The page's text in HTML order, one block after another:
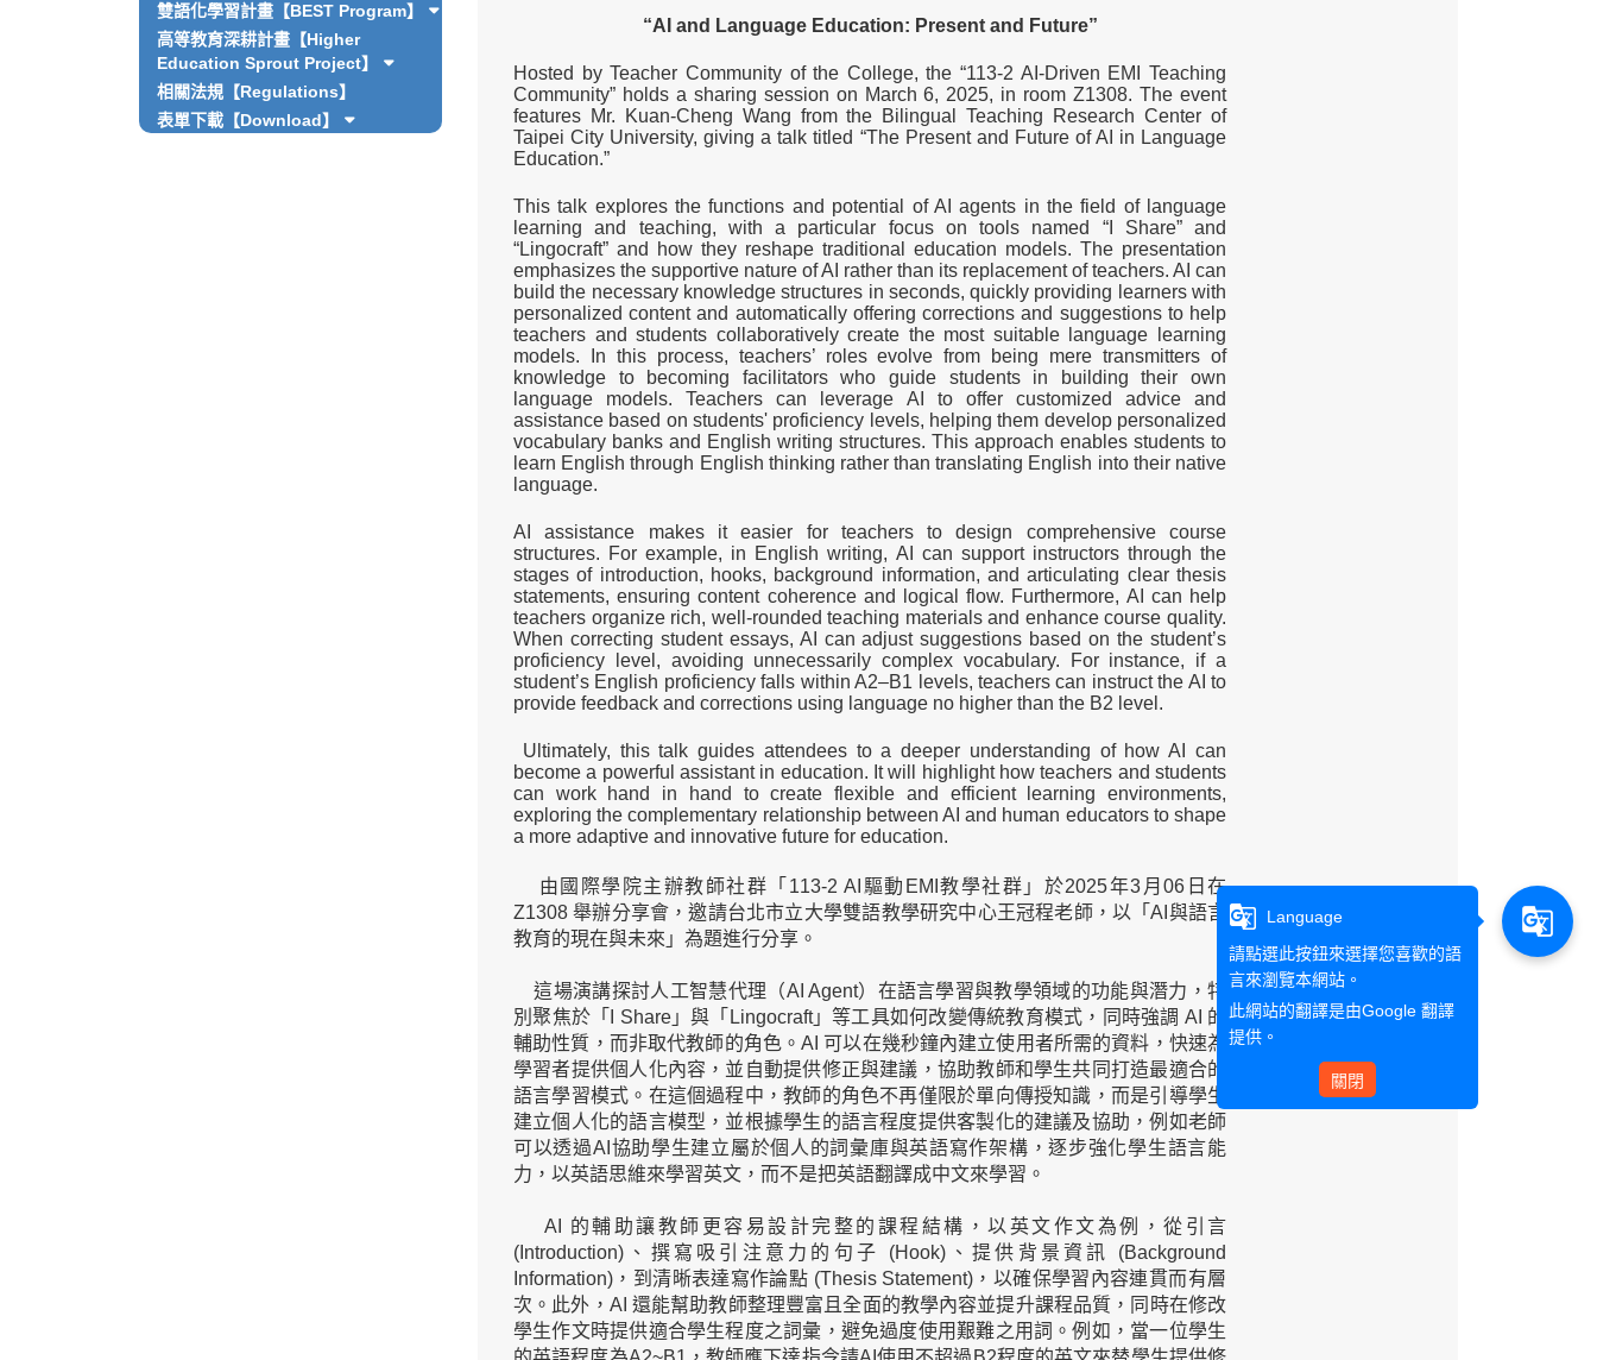
雙語化學習計畫【BEST Program】
高等教育深耕計畫【Higher
Education Sprout Project】
相關法規【Regulations】
表單下載【Download】
“AI and Language Education: Present and Future”
Hosted by Teacher Community of the College, the “113-2 AI-Driven EMI Teaching
Community” holds a sharing session on March 6, 2025, in room Z1308. The event
features Mr. Kuan-Cheng Wang from the Bilingual Teaching Research Center of
Taipei City University, giving a talk titled “The Present and Future of AI in Language
Education.”
This talk explores the functions and potential of AI agents in the field of language
learning and teaching, with a particular focus on tools named “I Share” and
“Lingocraft” and how they reshape traditional education models. The presentation
emphasizes the supportive nature of AI rather than its replacement of teachers. AI can
build the necessary knowledge structures in seconds, quickly providing learners with
personalized content and automatically offering corrections and suggestions to help
teachers and students collaboratively create the most suitable language learning
models. In this process, teachers’ roles evolve from being mere transmitters of
knowledge to becoming facilitators who guide students in building their own
language models. Teachers can leverage AI to offer customized advice and
assistance based on students' proficiency levels, helping them develop personalized
vocabulary banks and English writing structures. This approach enables students to
learn English through English thinking rather than translating English into their native
language.
AI assistance makes it easier for teachers to design comprehensive course
structures. For example, in English writing, AI can support instructors through the
stages of introduction, hooks, background information, and articulating clear thesis
statements, ensuring content coherence and logical flow. Furthermore, AI can help
teachers organize rich, well-rounded teaching materials and enhance course quality.
When correcting student essays, AI can adjust suggestions based on the student’s
proficiency level, avoiding unnecessarily complex vocabulary. For instance, if a
student’s English proficiency falls within A2–B1 levels, teachers can instruct the AI to
provide feedback and corrections using language no higher than the B2 level.
Ultimately, this talk guides attendees to a deeper understanding of how AI can
become a powerful assistant in education. It will highlight how teachers and students
can work hand in hand to create flexible and efficient learning environments,
exploring the complementary relationship between AI and human educators to shape
a more adaptive and innovative future for education.
由國際學院主辦教師社群「 113-2 AI 驅動 EMI 教學社群」於2025年3 月06 日在
Z1308舉辦分享會，邀請台北市立大學雙語教學研究中心王冠程老師，以「AI 與語言
教育的現在與未來」為題進行分享。
這場演講探討人工智慧代理 （AI Agent） 在語言學習與教學領域的功能與潛力，特
別聚焦於「
I Share」與「 Lingocraft」等工具如何改變傳統教育模式，同時強調 AI 的
輔助性質，而非取代教師的角色。AI 可以在幾秒鐘內建立使用者所需的資料，快速為
學習者提供個人化內容，並自動提供修正與建議，協助教師和學生共同打造最適合的
語言學習模式。在這個過程中，教師的角色不再僅限於單向傳授知識，而是引導學生
建立個人化的語言模型，並根據學生的語言程度提供客製化的建議及協助，例如老師
可以透過AI 協助學生建立屬於個人的詞彙庫與英語寫作架構，逐步強化學生語言能
力，以英語思維來學習英文，而不是把英語翻譯成中文來學習。
AI 的輔助讓教師更容易設計完整的課程結構，以英文作文為例，從引言
(Introduction) 、撰寫吸引注意力的句子 (Hook)、提供背景資訊
(Background
Information) ，到清晰表達寫作論點 (Thesis Statement) ，以確保學習內容連貫而有層
次。此外， AI 還能幫助教師整理豐富且全面的教學內容並提升課程品質，同時在修改
學生作文時提供適合學生程度之詞彙，避免過度使用艱難之用詞。例如，當一位學生
g_translate
Language
請點選此按鈕來選擇您喜歡的語
言來瀏覽本網站。
此網站的翻譯是由Google 翻譯
提供。
關閉
g_translate